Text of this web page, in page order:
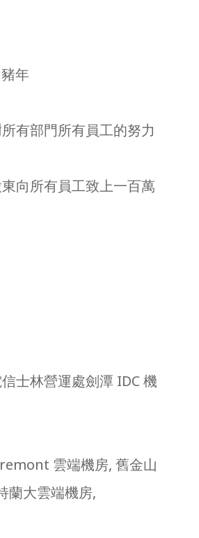
年
有部門所有員工的努力
向所有員工致上一百萬
士林營運處劍潭 IDC 機
雲端機房, 舊金山
蘭大雲端機房,